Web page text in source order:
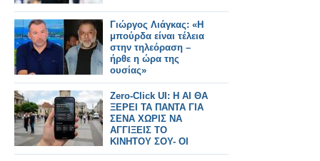
Γιώργος Λιάγκας: «Η
μπούρδα είναι τέλεια
στην τηλεόραση –
ήρθε η ώρα της
ουσίας»
Zero-Click UI: H AI ΘΑ
ΞΕΡΕΙ ΤΑ ΠΑΝΤΑ ΓΙΑ
ΣΕΝΑ ΧΩΡΙΣ ΝΑ
ΑΓΓΙΞΕΙΣ ΤΟ
ΚΙΝΗΤΟΥ ΣΟΥ- ΟΙ
ΚΙΝΔΥΝΟΙ